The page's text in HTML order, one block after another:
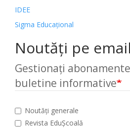
IDEE
Sigma Educațional
Noutăți pe email
Gestionați
buletine informative
Noutăți generale
Revista EduȘcoală